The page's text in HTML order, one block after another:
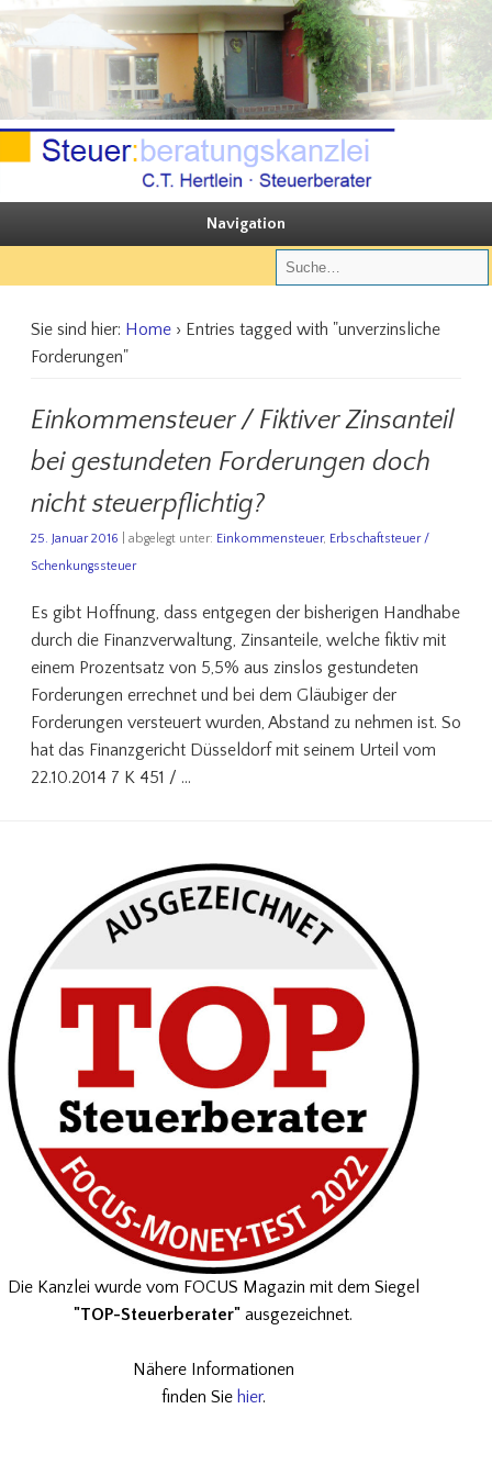
Steuerberatungskanzlei C.T. Hertlein
Sie steuern, wir beraten
Navigation
Sie sind hier: Home› Entries tagged with "unverzinsliche
Forderungen"
Einkommensteuer / Fiktiver Zinsanteil
bei gestundeten Forderungen doch
nicht steuerpflichtig?
25. Januar 2016 | abgelegt unter: Einkommensteuer, Erbschaftsteuer /
Schenkungssteuer
Es gibt Hoffnung, dass entgegen der bisherigen Handhabe
durch die Finanzverwaltung, Zinsanteile, welche fiktiv mit
einem Prozentsatz von 5,5% aus zinslos gestundeten
Forderungen errechnet und bei dem Gläubiger der
Forderungen versteuert wurden, Abstand zu nehmen ist. So
hat das Finanzgericht Düsseldorf mit seinem Urteil vom
22.10.2014 7 K 451 / …
Die Kanzlei wurde vom FOCUS Magazin mit dem Siegel
"TOP-Steuerberater" ausgezeichnet.
Nähere Informationen
finden Sie hier.